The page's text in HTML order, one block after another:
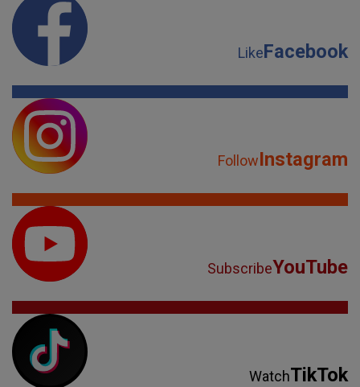
LikeFacebook
FollowInstagram
SubscribeYouTube
WatchTikTok